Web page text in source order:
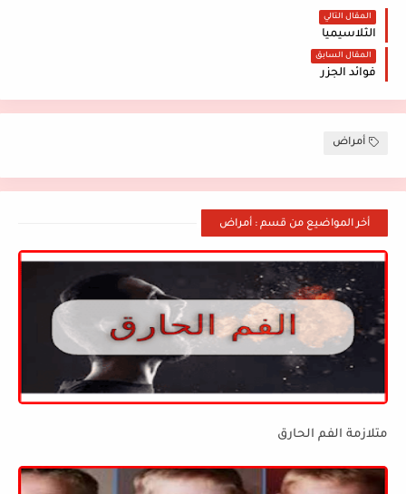
المقال التالي
الثلاسيميا
المقال السابق
فوائد الجزر
أمراض
أخر المواضيع من قسم : أمراض
متلازمة الفم الحارق